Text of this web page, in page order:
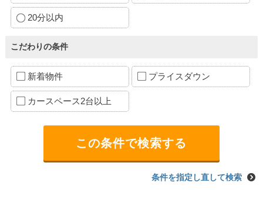
20分以内
こだわりの条件
新着物件 プライスダウン
カースペース2台以上
条件を指定し直して検索